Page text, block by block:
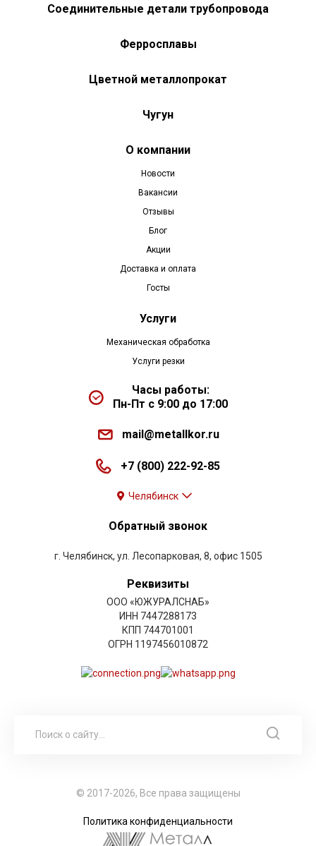
Соединительные детали трубопровода
Ферросплавы
Цветной металлопрокат
Чугун
О компании
Новости
Вакансии
Отзывы
Блог
Акции
Доставка и оплата
Госты
Услуги
Механическая обработка
Услуги резки
Часы работы:
Пн-Пт с 9:00 до 17:00
mail@metallkor.ru
+7 (800) 222-92-85
Челябинск
Обратный звонок
г. Челябинск, ул. Лесопарковая, 8, офис 1505
Реквизиты
ООО «ЮЖУРАЛСНАБ»
ИНН 7447288173
КПП 744701001
ОГРН 1197456010872
© 2017-2026, Все права защищены
Политика конфиденциальности